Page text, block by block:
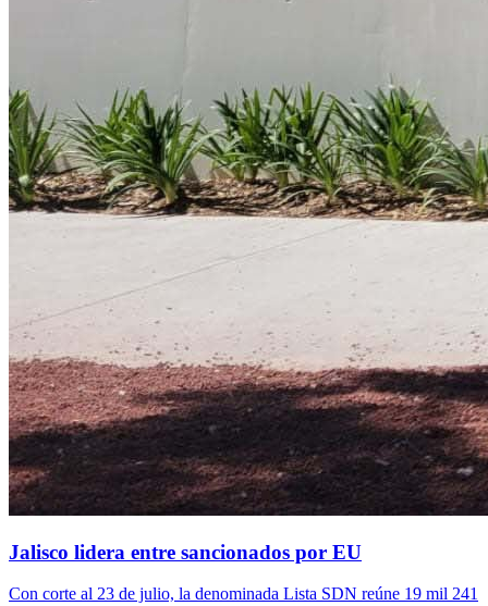
Jalisco lidera entre sancionados por EU
Con corte al 23 de julio, la denominada Lista SDN reúne 19 mil 241